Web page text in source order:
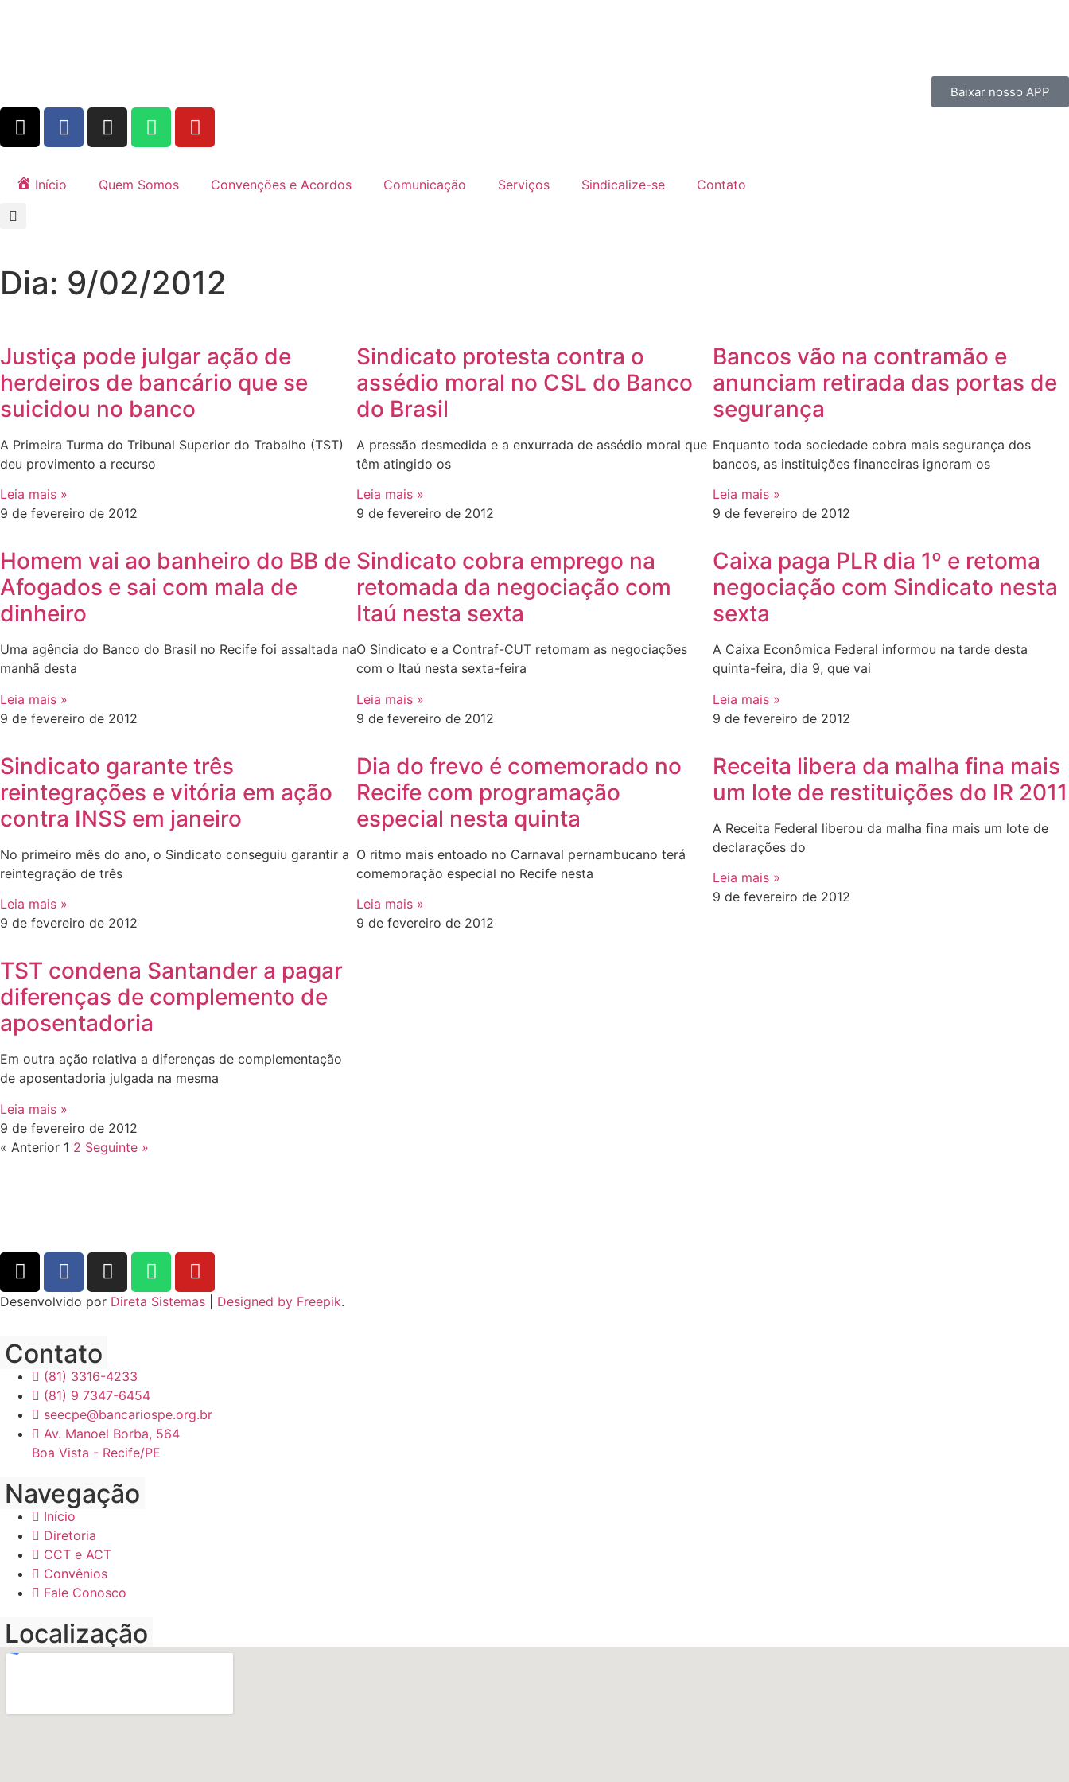
Baixar nosso APP
Início Quem Somos Convenções e Acordos Comunicação Serviços Sindicalize-se Contato
Dia: 9/02/2012
Justiça pode julgar ação de
herdeiros de bancário que se
suicidou no banco
A Primeira Turma do Tribunal Superior do Trabalho (TST)
deu provimento a recurso
Leia mais »
9 de fevereiro de 2012
Sindicato protesta contra o
assédio moral no CSL do Banco
do Brasil
A pressão desmedida e a enxurrada de assédio moral que
têm atingido os
Leia mais »
9 de fevereiro de 2012
Bancos vão na contramão e
anunciam retirada das portas de
segurança
Enquanto toda sociedade cobra mais segurança dos
bancos, as instituições financeiras ignoram os
Leia mais »
9 de fevereiro de 2012
Homem vai ao banheiro do BB de
Afogados e sai com mala de
dinheiro
Uma agência do Banco do Brasil no Recife foi assaltada na
manhã desta
Leia mais »
9 de fevereiro de 2012
Sindicato cobra emprego na
retomada da negociação com
Itaú nesta sexta
O Sindicato e a Contraf-CUT retomam as negociações
com o Itaú nesta sexta-feira
Leia mais »
9 de fevereiro de 2012
Caixa paga PLR dia 1º e retoma
negociação com Sindicato nesta
sexta
A Caixa Econômica Federal informou na tarde desta
quinta-feira, dia 9, que vai
Leia mais »
9 de fevereiro de 2012
Sindicato garante três
reintegrações e vitória em ação
contra INSS em janeiro
No primeiro mês do ano, o Sindicato conseguiu garantir a
reintegração de três
Leia mais »
9 de fevereiro de 2012
Dia do frevo é comemorado no
Recife com programação
especial nesta quinta
O ritmo mais entoado no Carnaval pernambucano terá
comemoração especial no Recife nesta
Leia mais »
9 de fevereiro de 2012
Receita libera da malha fina mais
um lote de restituições do IR 2011
A Receita Federal liberou da malha fina mais um lote de
declarações do
Leia mais »
9 de fevereiro de 2012
TST condena Santander a pagar
diferenças de complemento de
aposentadoria
Em outra ação relativa a diferenças de complementação
de aposentadoria julgada na mesma
Leia mais »
9 de fevereiro de 2012
« Anterior 1 2 Seguinte »
Desenvolvido por Direta Sistemas Designed by Freepik.
Contato
(81) 3316-4233
(81) 9 7347-6454
seecpe@bancariospe.org.br
Av. Manoel Borba, 564
Boa Vista - Recife/PE
Navegação
Início
Diretoria
CCT e ACT
Convênios
Fale Conosco
Localização